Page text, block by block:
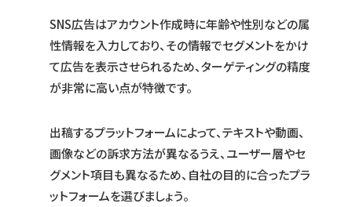
SNS広告はアカウント作成時に年齢や性別などの属
性情報を入力しており、その情報でセグメントをかけ
て広告を表示させられるため、ターゲティングの精度
が非常に高い点が特徴です。
出稿するプラットフォームによって、テキストや動画、
画像などの訴求方法が異なるうえ、ユーザー層やセ
グメント項目も異なるため、自社の目的に合ったプラ
ットフォームを選びましょう。